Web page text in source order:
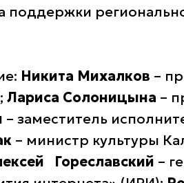
поддержки
Никита Михалков –
Лариса Солоницына –
– заместитель
– министр культуры
Гореславский –